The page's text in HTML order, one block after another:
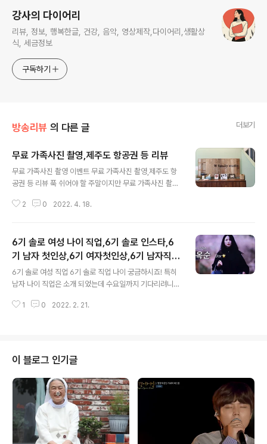
강사의 다이어리
리뷰, 정보, 행복한글, 건강, 음악, 영상제작,다이어리,생활상
식, 세금정보
구독하기
방송리뷰 의 다른 글 더보기
무료 가족사진 촬영,제주도 항공권 등 리뷰
무료 가족사진 촬영 이벤트 무료 가족사진 촬영,제주도 항
공권 등 리뷰 푹 쉬어야 할 주말이지만 무료 가족사진 촬영
로 가게 되었는데요 최근에 페이스북 인스타 카카오스토리
당첨 되었나 싶어서 모두들 사진을 찍으러 온 것 같더군요.
제가 있는 곳은 수원이라 수원시에서 후원하는 타이틀로
광고가 나왔고 정말 수원시에서 주체하는 건 줄 알았습니
다. 그런데 제가 화성시에 갔더니 화성시 주체 무료 가족사
로 광고가 바뀌어서 나와서 뭔가 이상했지만 그래도 100
2 0 2022. 4. 18.
6기 솔로 여성 나이 직업,6기 솔로 인스타,6
기 남자 첫인상,6기 여자첫인상,6기 남자직업
나이
6기 솔로 여성 직업 6기 솔로 직업 나이 궁금하시죠! 특히
남자 나이 직업은 소개 되었는데 수요일까지 기다리려니
업이 좋은 듯 합니다 방송전이라 방송 이후에 다시 올리겠
소개,첫인상,남자직업 나이 솔로 6기 자기 소개,솔로 6기
직업 나이 소개,첫인상,남자직업 나이 솔로 6기 자기 소개
솔로 6기 자기 소개,솔로 6기 직업 나이 소개 솔로6기 직
업은 다양할 것 같아 솔로 6기 두번째 방송일을 기다렸는
데요. 과연 직업을 밝히고 마음이 달라질지 궁금하 7505.t
istory.c..
1 0 2022. 2. 21.
이 블로그 인기글